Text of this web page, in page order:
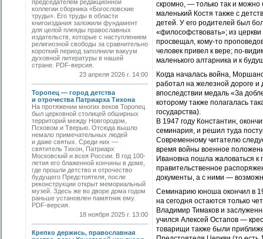
председателем редакционной
коллегии сборника «Богословские
труды». Его труды в области
книгоиздания заложили фундамент
для целой плеяды православных
издательств, которые с наступлением
религиозной свободы за сравнительно
короткий период заполнили вакуум
духовной литературы в нашей
стране. PDF-версия.
23 апреля 2026 г. 14:00
Торопец — город детства
и отрочества Патриарха Тихона
На протяжении многих веков Торопец
был церковной столицей обширных
территорий между Новгородом,
Псковом и Тверью. Отсюда вышло
немало примечательных людей
и даже святых. Среди них —
святитель Тихон, Патриарх
Московский и всея России. В год 100-
летия его блаженной кончины в доме,
где прошли детство и отрочество
будущего Предстоятеля, после
реконструкции открыт мемориальный
музей. Здесь же во дворе дома годом
раньше установлен памятник ему.
PDF-версия.
18 ноября 2025 г. 13:00
Крепко держись, православная
скромно, — только так и можно
маленький Костя также с
детей. У его родителей был
«философствовать»; из
просвещал, кому-то
человек привел к вере; по-
маленького алтарника и к
Когда началась война,
работал на железной дороге и
впоследствии медаль «За
которому также полагалась
государства).
В 1947 году Константин,
семинария, и решил туда
Современному читателю
время войны военное
Ивановна пошла жаловаться к
правительственное
документы, а с ними —
Семинарию юноша окончил в
на сегодня остаются только
Владимир Тимаков и
учился Алексей Остапов —
товарищи также были